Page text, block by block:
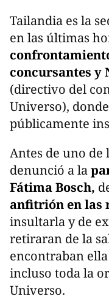
Tailandia es la
en las últimas
concursantes
(directivo del
Universo),
públicamente
Antes de uno de
denunció a la
Fátima Bosch,
anfitrión en las
insultarla y de
retiraran de la
encontraban
incluso toda la
Universo.